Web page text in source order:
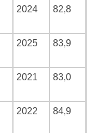
2024 82,8
2025 83,9
2021 83,0
2022 84,9